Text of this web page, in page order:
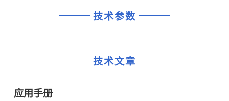
技术参数
技术文章
应用手册